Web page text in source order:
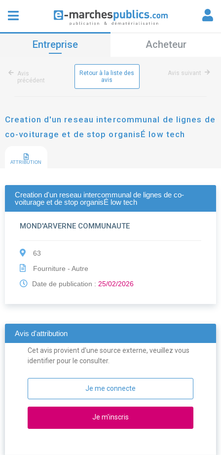
Entreprise Acheteur
Avis
précédent
Retour à la liste des
avis
Avis suivant
Creation d'un reseau intercommunal de lignes de
co-voiturage et de stop organisÉ low tech
ATTRIBUTION
Creation d'un reseau intercommunal de lignes de co-
voiturage et de stop organisÉ low tech
MOND'ARVERNE COMMUNAUTE
63
Fourniture - Autre
Date de publication : 25/02/2026
Avis d'attribution
Cet avis provient d'une source externe, veuillez vous
identifier pour le consulter.
Je me connecte
Je m'inscris